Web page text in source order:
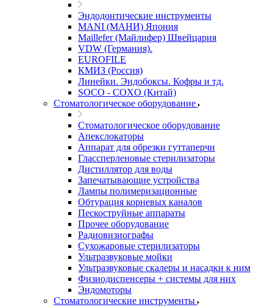
Эндодонтические инструменты
MANI (МАНИ) Япония
Maillefer (Майлифер) Швейцария
VDW (Германия).
EUROFILE
КМИЗ (Россия)
Линейки. Эндобоксы. Кофры и тд.
SOCO - COXO (Китай)
Стоматологическое оборудование
Стоматологическое оборудование
Апекслокаторы
Аппарат для обрезки гуттаперчи
Глассперленовые стерилизаторы
Дистиллятор для воды
Запечатывающие устройства
Лампы полимеризационные
Обтурация корневых каналов
Пескоструйные аппараты
Прочее оборудование
Радиовизиографы
Сухожаровые стерилизаторы
Ультразвуковые мойки
Ультразвуковые скалеры и насадки к ним
Физиодиспенсеры + системы для них
Эндомоторы
Стоматологические инструменты